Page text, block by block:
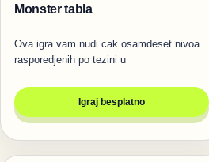
Monster tabla
Ova igra vam nudi cak osamdeset nivoa
rasporedjenih po tezini u
Igraj besplatno